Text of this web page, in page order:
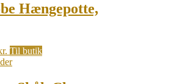
609,00 kr..
Hængepotte,
Current
price
Til butik